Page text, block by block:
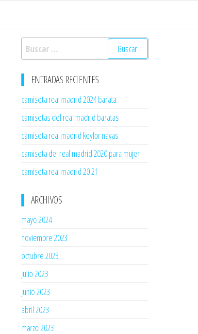
Buscar:
ENTRADAS RECIENTES
camiseta real madrid 2024 barata
camisetas del real madrid baratas
camiseta real madrid keylor navas
camiseta del real madrid 2020 para mujer
camiseta real madrid 20 21
ARCHIVOS
mayo 2024
noviembre 2023
octubre 2023
julio 2023
junio 2023
abril 2023
marzo 2023